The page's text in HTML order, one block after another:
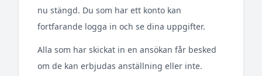
nu stängd. Du som har ett konto kan
fortfarande logga in och se dina uppgifter.
Alla som har skickat in en ansökan får besked
om de kan erbjudas anställning eller inte.